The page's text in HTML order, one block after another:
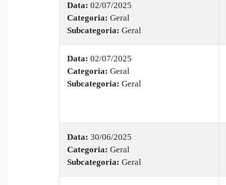
Data: 02/07/2025
Categoria: Geral
Subcategoria: Geral
Data: 02/07/2025
Categoria: Geral
Subcategoria: Geral
Data: 30/06/2025
Categoria: Geral
Subcategoria: Geral